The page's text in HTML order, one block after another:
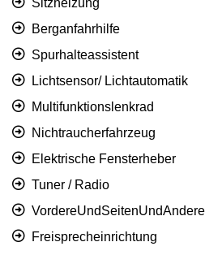
Sitzheizung
Berganfahrhilfe
Spurhalteassistent
Lichtsensor/ Lichtautomatik
Multifunktionslenkrad
Nichtraucherfahrzeug
Elektrische Fensterheber
Tuner / Radio
Freisprecheinrichtung